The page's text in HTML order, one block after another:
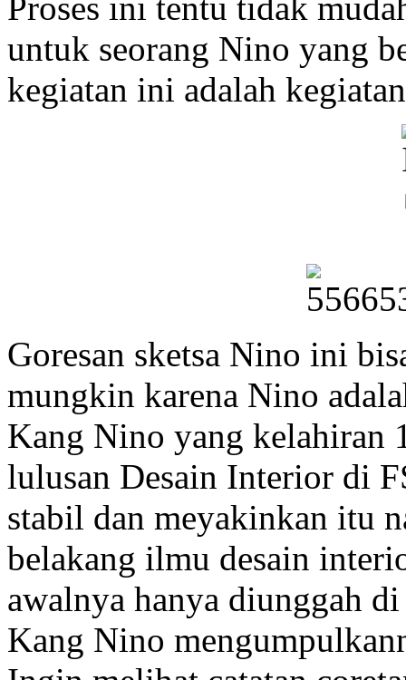
untuk seorang Nino yang
kegiatan ini adalah
Goresan sketsa Nino ini
mungkin karena Nino
Kang Nino yang kelahiran
lulusan Desain Interior di
stabil dan meyakinkan itu
belakang ilmu desain
awalnya hanya diunggah
Kang Nino